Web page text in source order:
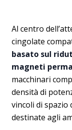
Al centro
cingolate
basato sul
magneti
macchinari
densità di
vincoli di spazio
destinate agli